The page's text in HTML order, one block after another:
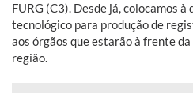
FURG (C3). Desde já, colocamos
tecnológico para produção de
aos órgãos que estarão à frente
região.